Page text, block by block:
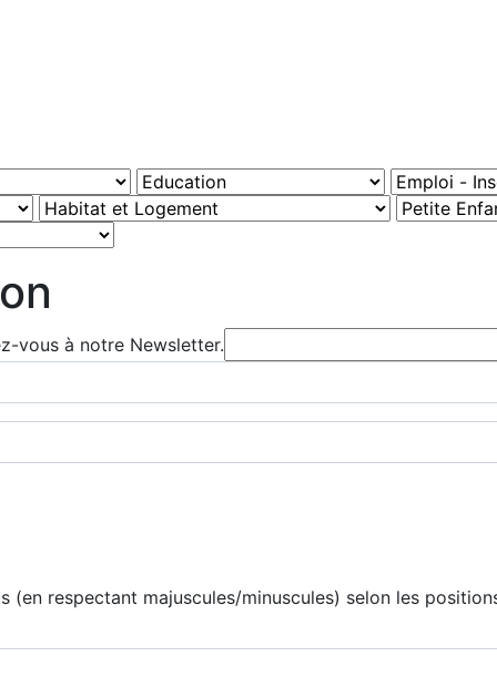
vous à notre Newsletter.
(en respectant majuscules/minuscules) selon les